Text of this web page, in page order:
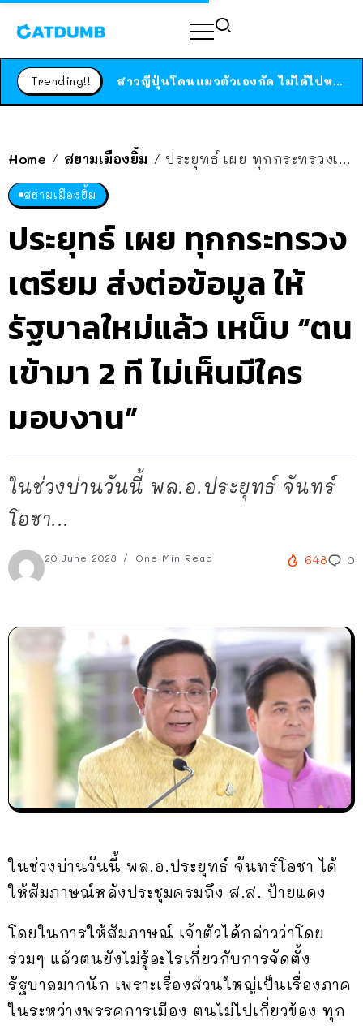
Trending!! ได้เวลาเด็กหนวดรวมตัว RF Online Next เปิดให้เล่นแล้ว เกม Sci-Fi MMORPG ระดับตำนาน เล่นได้ทั้งมือถือและ PC
Home / สยามเมืองยิ้ม / ประยุทธ์ เผย ทุกกระทรวงเตรียม ส่งต่อข้อมูล ให้รัฐบาลใหม่แล้ว เหน็บ “ตนเข้ามา 2 ที ไม่เห็นมีใครมอบงาน”
สยามเมืองยิ้ม
ประยุทธ์ เผย ทุกกระทรวง
เตรียม ส่งต่อข้อมูล ให้
รัฐบาลใหม่แล้ว เหน็บ “ตน
เข้ามา 2 ที ไม่เห็นมีใคร
มอบงาน”
ในช่วงบ่านวันนี้ พล.อ.ประยุทธ์ จันทร์
โอชา...
20 June 2023 One Min Read 648 0
ในช่วงบ่านวันนี้ พล.อ.ประยุทธ์ จันทร์โอชา ได้
ให้สัมภาษณ์หลังประชุมครมถึง ส.ส. ป้ายแดง
โดยในการให้สัมภาษณ์ เจ้าตัวได้กล่าวว่าโดย
ร่วมๆ แล้วตนยังไม่รู้อะไรเกี่ยวกับการจัดตั้ง
รัฐบาลมากนัก เพราะเรื่องส่วนใหญ่เป็นเรื่องภาค
ในระหว่างพรรคการเมือง ตนไม่ไปเกี่ยวข้อง ทุก